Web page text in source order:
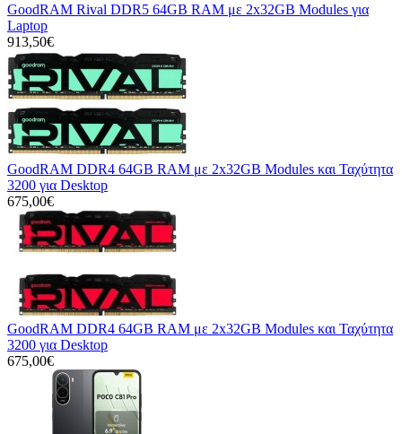
GoodRAM Rival DDR5 64GB RAM με 2x32GB Modules για
Laptop
913,50€
GoodRAM DDR4 64GB RAM με 2x32GB Modules και Ταχύτητα
3200 για Desktop
675,00€
GoodRAM DDR4 64GB RAM με 2x32GB Modules και Ταχύτητα
3200 για Desktop
675,00€